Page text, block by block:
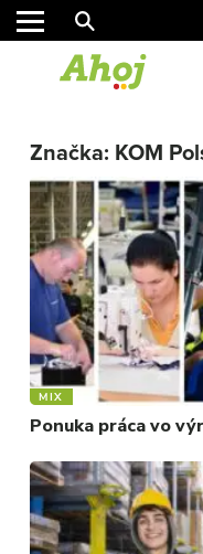
Značka: KOM
MIX
Ponuka práca vo